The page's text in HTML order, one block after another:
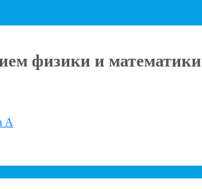
физики и математики
А